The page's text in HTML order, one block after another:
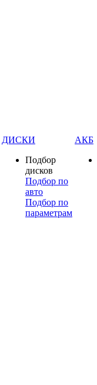
ДИСКИ
Подбор
дисков
Подбор по
авто
Подбор по
параметрам
АКБ